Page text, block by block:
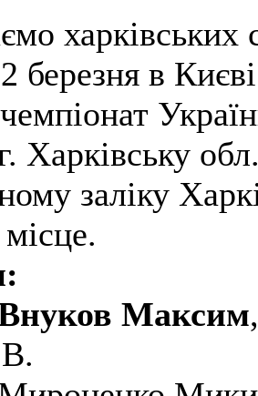
березня в
Харківську
заліку
Максим